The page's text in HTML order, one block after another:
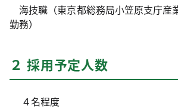
海技職（東京都総務局小笠原支庁産
勤務）
２ 採用予定人数
４名程度